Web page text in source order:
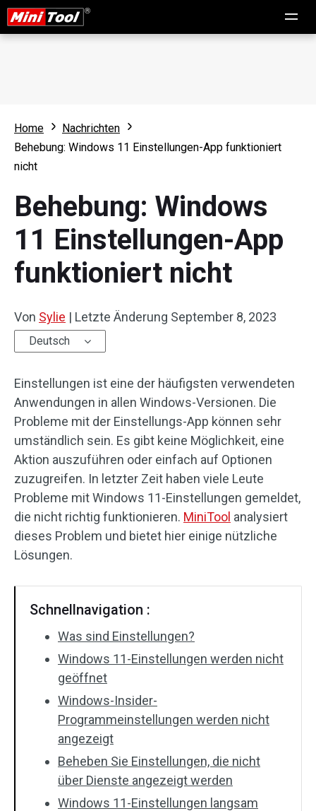
Home
Nachrichten
Behebung: Windows 11 Einstellungen-App funktioniert
nicht
Behebung: Windows
11 Einstellungen-App
funktioniert nicht
Von Sylie | Letzte Änderung September 8, 2023
Deutsch
Einstellungen ist eine der häufigsten verwendeten
Anwendungen in allen Windows-Versionen. Die
Probleme mit der Einstellungs-App können sehr
umständlich sein. Es gibt keine Möglichkeit, eine
Aktion auszuführen oder einfach auf Optionen
zuzugreifen. In letzter Zeit haben viele Leute
Probleme mit Windows 11-Einstellungen gemeldet,
die nicht richtig funktionieren. MiniTool analysiert
dieses Problem und bietet hier einige nützliche
Lösungen.
Schnellnavigation :
Was sind Einstellungen?
Windows 11-Einstellungen werden nicht
geöffnet
Windows-Insider-
Programmeinstellungen werden nicht
angezeigt
Beheben Sie Einstellungen, die nicht
über Dienste angezeigt werden
Windows 11-Einstellungen langsam